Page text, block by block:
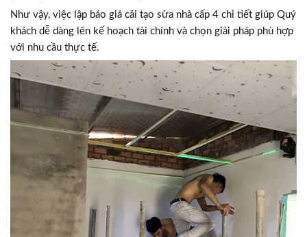
Như vậy, việc lập báo giá cải tạo sửa nhà cấp 4 chi tiết giúp Quý
khách dễ dàng lên kế hoạch tài chính và chọn giải pháp phù hợp
với nhu cầu thực tế.